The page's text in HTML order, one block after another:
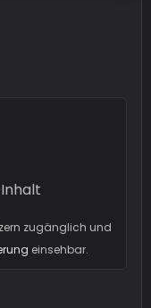
zugänglich und
einsehbar.